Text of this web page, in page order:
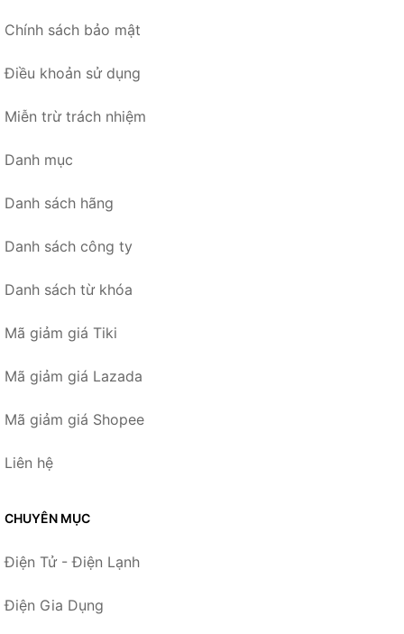
Chính sách bảo mật
Điều khoản sử dụng
Miễn trừ trách nhiệm
Danh mục
Danh sách hãng
Danh sách công ty
Danh sách từ khóa
Mã giảm giá Tiki
Mã giảm giá Lazada
Mã giảm giá Shopee
Liên hệ
CHUYÊN MỤC
Điện Tử - Điện Lạnh
Điện Gia Dụng